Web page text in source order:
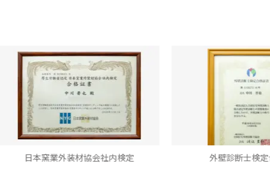
装材協会社内検定 外壁診断士検定合格書